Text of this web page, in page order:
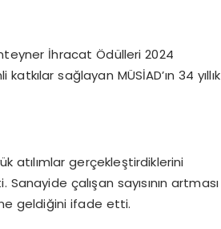
İhracat Ödülleri 2024
sağlayan MÜSİAD’ın 34 yıllık
atılımlar gerçekleştirdiklerini
çalışan sayısının artması
geldiğini ifade etti.